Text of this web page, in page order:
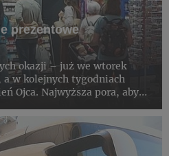
prezentowe
okazji – już we wtorek
w kolejnych tygodniach
Ojca. Najwyższa pora, aby
inspiracji do